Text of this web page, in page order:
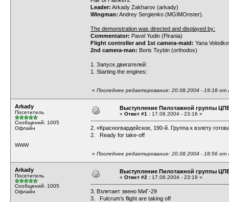
Leader: Arkady Zakharov (arkady)
Wingman: Andrey Sergienko (MGIMOnster).
The demonstration was directed and displayed by:
Commentator: Pavel Yudin (Pirania)
Flight controller and 1st camera-maid: Yana
2nd camera-man: Boris Tsybin (orthodox)
1. Запуск двигателей:
1. Starting the engines:
« Последнее редактирование: 20.08.2004 - 19:18 от
Arkady
Посетитель
Сообщений: 1005
Офлайн
WWW
Выступление Пилотажной группы
« Ответ #1 : 17.08.2004 - 23:16 »
2. «Красногвардейское, 190-й. Группа к взлету
2. Ready for take-off
« Последнее редактирование: 20.08.2004 - 18:56 от
Arkady
Посетитель
Сообщений: 1005
Офлайн
Выступление Пилотажной группы
« Ответ #2 : 17.08.2004 - 23:19 »
3. Взлетает звено МиГ-29
3. Fulcrum’s flight are taking off